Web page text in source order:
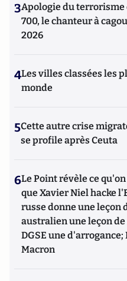
3Apologie du terrorisme
700, le chanteur à
2026
4Les villes classées les
monde
5Cette autre crise
se profile après Ceuta
6Le Point révèle ce
que Xavier Niel hacke
russe donne une leçon
australien une leçon
DGSE une
Macron